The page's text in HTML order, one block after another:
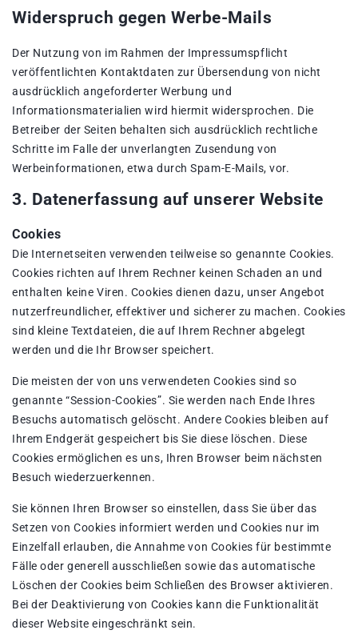
Widerspruch gegen Werbe-Mails
Der Nutzung von im Rahmen der Impressumspflicht
veröffentlichten Kontaktdaten zur Übersendung von nicht
ausdrücklich angeforderter Werbung und
Informationsmaterialien wird hiermit widersprochen. Die
Betreiber der Seiten behalten sich ausdrücklich rechtliche
Schritte im Falle der unverlangten Zusendung von
Werbeinformationen, etwa durch Spam-E-Mails, vor.
3. Datenerfassung auf unserer Website
Cookies
Die Internetseiten verwenden teilweise so genannte Cookies.
Cookies richten auf Ihrem Rechner keinen Schaden an und
enthalten keine Viren. Cookies dienen dazu, unser Angebot
nutzerfreundlicher, effektiver und sicherer zu machen. Cookies
sind kleine Textdateien, die auf Ihrem Rechner abgelegt
werden und die Ihr Browser speichert.
Die meisten der von uns verwendeten Cookies sind so
genannte “Session-Cookies”. Sie werden nach Ende Ihres
Besuchs automatisch gelöscht. Andere Cookies bleiben auf
Ihrem Endgerät gespeichert bis Sie diese löschen. Diese
Cookies ermöglichen es uns, Ihren Browser beim nächsten
Besuch wiederzuerkennen.
Sie können Ihren Browser so einstellen, dass Sie über das
Setzen von Cookies informiert werden und Cookies nur im
Einzelfall erlauben, die Annahme von Cookies für bestimmte
Fälle oder generell ausschließen sowie das automatische
Löschen der Cookies beim Schließen des Browser aktivieren.
Bei der Deaktivierung von Cookies kann die Funktionalität
dieser Website eingeschränkt sein.